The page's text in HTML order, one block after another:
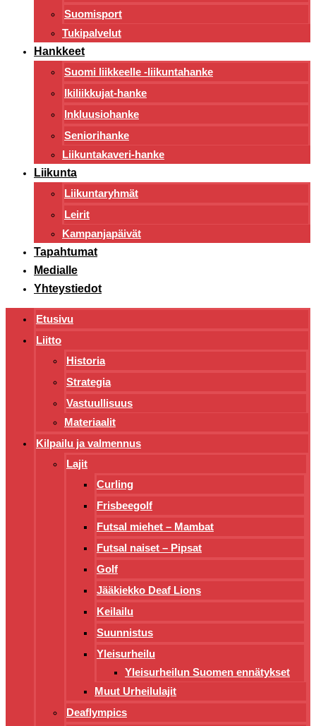
Suomisport
Tukipalvelut
Hankkeet
Suomi liikkeelle -liikuntahanke
Ikiliikkujat-hanke
Inkluusiohanke
Seniorihanke
Liikuntakaveri-hanke
Liikunta
Liikuntaryhmät
Leirit
Kampanjapäivät
Tapahtumat
Medialle
Yhteystiedot
Etusivu
Liitto
Historia
Strategia
Vastuullisuus
Materiaalit
Kilpailu ja valmennus
Lajit
Curling
Frisbeegolf
Futsal miehet – Mambat
Futsal naiset – Pipsat
Golf
Jääkiekko Deaf Lions
Keilailu
Suunnistus
Yleisurheilu
Yleisurheilun Suomen ennätykset
Muut Urheilulajit
Deaflympics